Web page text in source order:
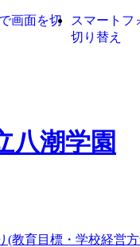
画面を切
スマートフ
切り替え
八潮学園
(教育目標・学校経営